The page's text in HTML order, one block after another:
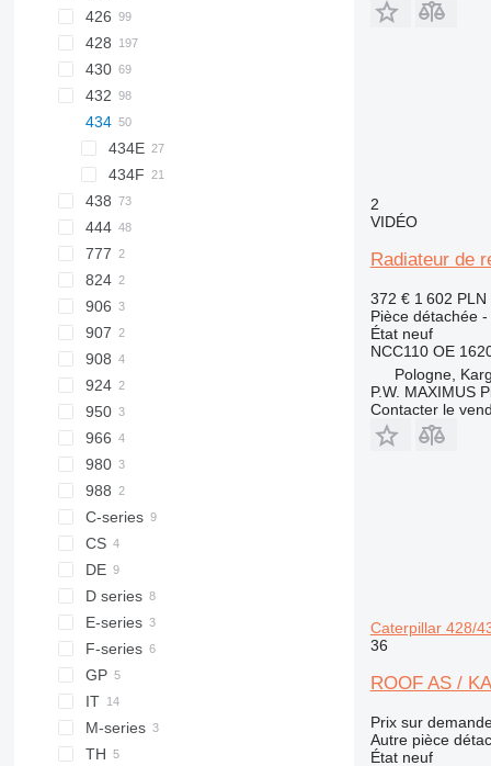
426
426B
426C
428
428B
428C
428D
428E
428F
430
430F
432
432D
432E
432F
434
434E
434F
438
438B
438C
444
444F
777
777G
824
824C
906
906H
906M
907
908
908H
908M
924
924G
924H
950
950F
950H
966
966F
980
980B
980H
988
988B
C-series
CS
CS533
CS563
CS583
DE
D series
D4
D5
D6
D7
D8
D9
E-series
E200B
F-series
GP
IT
IT28G
M-series
M313
TH
2
VIDÉO
Radiateur de
372 € 1 602 PLN
Pièce détachée
Étatneuf
NCC110 OE
Pologne,
P.W. MAXIMUS
Contacter le
Caterpillar 428/
36
ROOF AS /
Prix sur
Autre pièce
Étatneuf